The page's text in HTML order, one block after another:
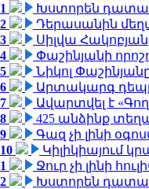
1
Խստորեն
2
Դերասանին
3
Սիլվա
4
Փաշինյանի
5
Նիկոլ
6
Արտակարգ
7
Ավարտվել է
8
425 անձինք
9
Գազ չի լինի
10
Կիլիկիայում
1
Ջուր չի լինի
2
Խստորեն